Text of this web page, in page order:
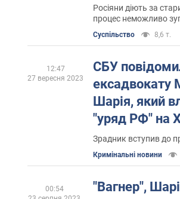
Росіяни діють за
процес неможливо
Суспільство 8,6 т.
СБУ
ексадвокату
Шарія, який
"уряд РФ" на
Зрадник вступив до
Кримінальні новини
12:47
27 вересня 2023
"Вагнер",
00:54